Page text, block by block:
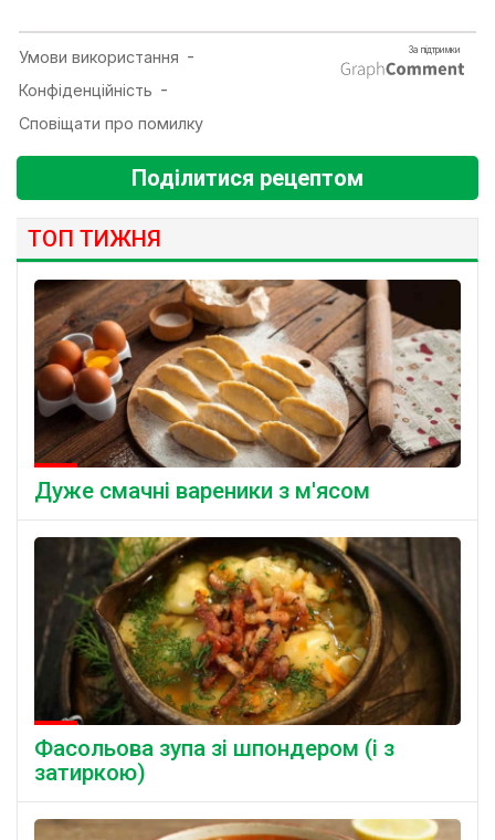
Поділитися рецептом
ТОП ТИЖНЯ
Дуже смачні вареники з м'ясом
Фасольова зупа зі шпондером (і з
затиркою)